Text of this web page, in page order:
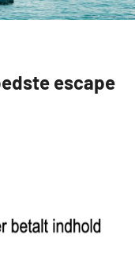
escape